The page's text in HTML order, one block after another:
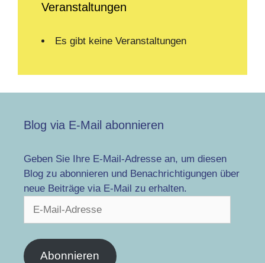
Veranstaltungen
Es gibt keine Veranstaltungen
Blog via E-Mail abonnieren
Geben Sie Ihre E-Mail-Adresse an, um diesen
Blog zu abonnieren und Benachrichtigungen über
neue Beiträge via E-Mail zu erhalten.
Abonnieren